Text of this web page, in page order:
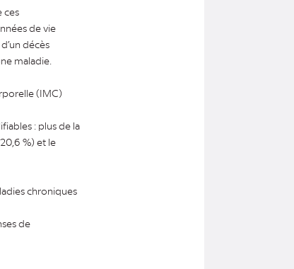
ces
de vie
décès
maladie.
(IMC)
: plus de la
%) et le
chroniques
de